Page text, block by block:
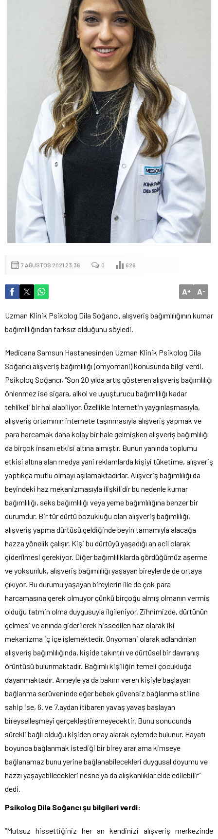
7 AĞUSTOS 2021 23:36 0 626
A+ A-
Uzman Klinik Psikolog Dila Soğancı, alışveriş bağımlılığının kumar
bağımlılığından farksız olduğunu söyledi.
Medicana Samsun Hastanesinden Uzman Klinik Psikolog Dila
Soğancı alışveriş bağımlılığı (omyomani) konusunda bilgi verdi.
Psikolog Soğancı, “Son 20 yılda artış gösteren alışveriş bağımlılığı
önlenmez ise sigara, alkol ve uyuşturucu bağımlılığı kadar
tehlikeli bir hal alabiliyor. Özellikle internetin yaygınlaşmasıyla,
alışveriş ortamının internete taşınmasıyla alışveriş yapmak ve
para harcamak daha kolay bir hale gelmişken alışveriş bağımlılığı
da birçok insanı etkisi altına almıştır. Bunun yanında toplumu
etkisi altına alan medya yani reklamlarda kişiyi tüketime, alışveriş
yaptıkça mutlu olmayı aşılamaktadırlar. Alışveriş bağımlılığı da
beyindeki haz mekanizmasıyla ilişkilidir bu nedenle kumar
bağımlılığı, seks bağımlılığı veya yeme bağımlılığına benzer bir
durumdur. Bir tür dürtü bozukluğu olan alışveriş bağımlılığı,
alışveriş yapma dürtüsü geldiğinde beyin tamamıyla alacağa
hazza yönelik çalışır. Kişi bu dürtüyü yaşadığı an acil olarak
giderilmesi gerekiyor. Diğer bağımlılıklarda gördüğümüz aşerme
ve yoksunluk, alışveriş bağımlılığı yaşayan bireylerde de ortaya
çıkıyor. Bu durumu yaşayan bireylerin ille de çok para
harcamasına gerek olmuyor çünkü birçoğu almış olmanın vermiş
olduğu tatmin olma duygusuyla ilgileniyor. Zihnimizde, dürtünün
gelmesi ve anında giderilerek hissedilen haz olarak iki
mekanizma iç içe işlemektedir. Onyomani olarak adlandırılan
alışveriş bağımlılığında, kişide takıntılı ve dürtüsel bir davranış
örüntüsü bulunmaktadır. Bağımlı kişiliğin temeli çocukluğa
dayanmaktadır. Anneyle ya da bakım veren kişiyle başlayan
bağlanma serüveninde eğer bebek güvensiz bağlanma stiline
sahip ise, 6. ve 7.aydan itibaren yavaş yavaş başlayan
bireyselleşmeyi gerçekleştiremeyecektir. Bunu sonucunda
sürekli bağlı olduğu kişiden onay alarak eylemde bulunur. Hayatı
boyunca bağlanmak istediği bir birey arar ama kimseye
bağlanamaz bunu yerine bağlanabilecekleri duygusal doyumu ve
hazzı yaşayabilecekleri nesne ya da alışkanlıklar elde edilebilir”
dedi.
Psikolog Dila Soğancı şu bilgileri verdi:
“Mutsuz hissettiğiniz her an kendinizi alışveriş merkezinde